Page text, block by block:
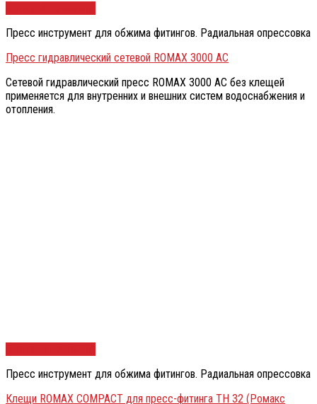
Пресс инструмент для обжима фитингов. Радиальная опрессовка
Пресс гидравлический сетевой ROMAX 3000 AC
Сетевой гидравлический пресс ROMAX 3000 AC без клещей
применяется для внутренних и внешних систем водоснабжения и
отопления.
Пресс инструмент для обжима фитингов. Радиальная опрессовка
Клещи ROMAX COMPACT для пресс-фитинга TH 32 (Ромакс